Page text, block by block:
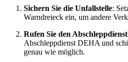
Sichern Sie die Unfallstelle:
Warndreieck ein, um andere
Rufen Sie den
Abschleppdienst DEHA und
genau wie möglich.